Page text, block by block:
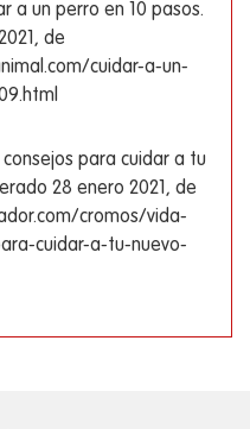
a un perro en 10 pasos.
de
cuidar-a-un-
consejos para cuidar a tu
28 enero 2021, de
cromos/vida-
cuidar-a-tu-nuevo-